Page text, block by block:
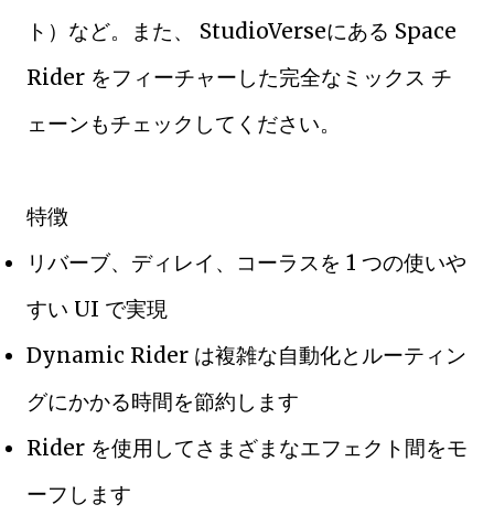
ト）など。また、 StudioVerseにある Space
Rider をフィーチャーした完全なミックス チ
ェーンもチェックしてください。
特徴
リバーブ、ディレイ、コーラスを 1 つの使いや
すい UI で実現
Dynamic Rider は複雑な自動化とルーティン
グにかかる​​時間を節約します
Rider を使用してさまざまなエフェクト間をモ
ーフします